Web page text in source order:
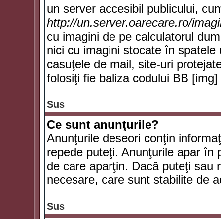
un server accesibil publicului,
http://un.server.oarecare.ro/
cu imagini de pe calculatorul
nici cu imagini stocate în
casuţele de mail, site-uri
folosiţi fie baliza codului BB
Sus
Ce sunt anunţurile?
Anunţurile deseori conţin
repede puteţi. Anunţurile apar în
de care aparţin. Dacă puteţi sau
necesare, care sunt stabilite de
Sus